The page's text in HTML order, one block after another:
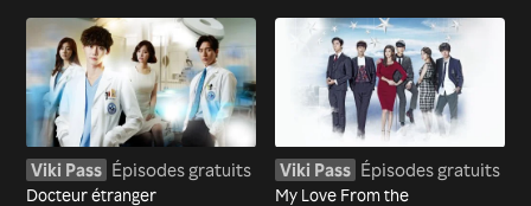
Viki Pass Épisodes gratuits
Docteur étranger
Viki Pass Épisodes gratuits
My Love From the